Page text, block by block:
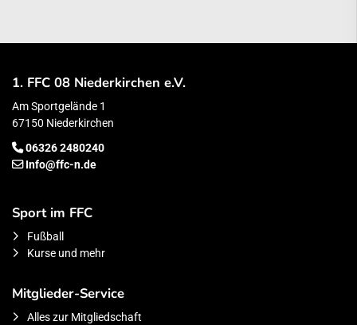
1. FFC 08 Niederkirchen e.V.
Am Sportgelände 1
67150 Niederkirchen
06326 2480240
Info@ffc-n.de
Sport im FFC
Fußball
Kurse und mehr
Mitglieder-Service
Alles zur Mitgliedschaft